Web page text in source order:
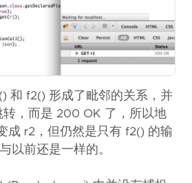
和 f2() 形成了毗邻的关系，并
转，而是 200 OK 了，所以地
成 r2，但仍然是只有 f2() 的输
以前还是一样的。